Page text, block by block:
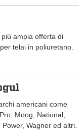
ampia offerta di
telai in poliuretano.
americani come
Moog, National,
Wagner ed altri.